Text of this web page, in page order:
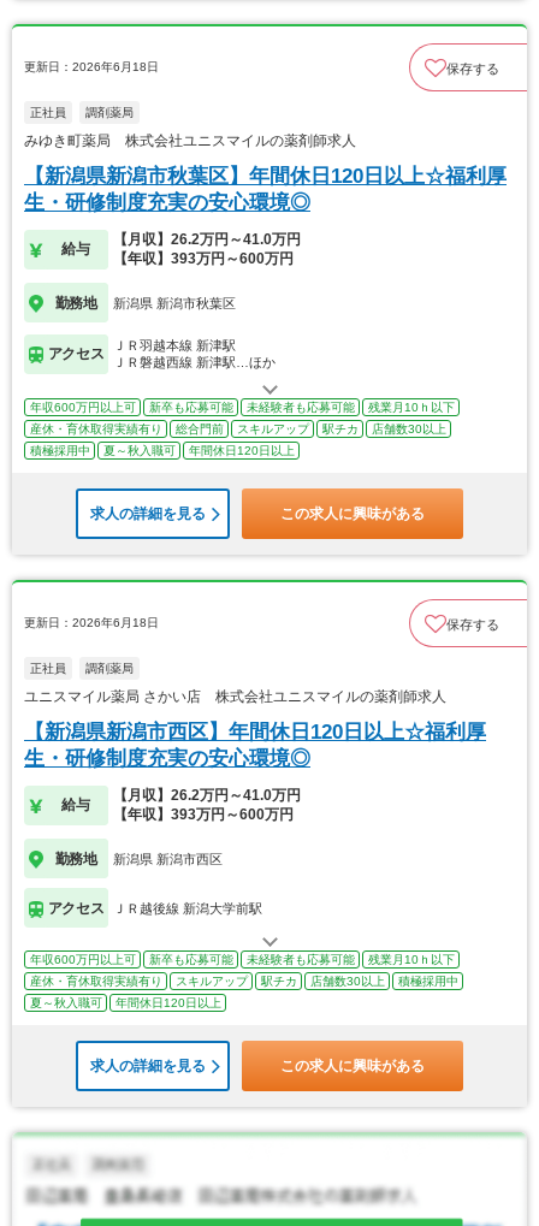
更新日：2026年6月18日 保存する
正社員 調剤薬局
みゆき町薬局 株式会社ユニスマイルの薬剤師求人
【新潟県新潟市秋葉区】年間休日120日以上☆福利厚
生・研修制度充実の安心環境◎
給与
【月収】26.2万円～41.0万円
【年収】393万円～600万円
勤務地 新潟県 新潟市秋葉区
アクセス
ＪＲ羽越本線 新津駅
ＪＲ磐越西線 新津駅…ほか
年収600万円以上可 新卒も応募可能 未経験者も応募可能
残業月10ｈ以下
産休・育休取得実績有り
総合門前 スキルアップ 駅チカ
店舗数30以上
積極採用中
夏～秋入職可 年間休日120日以上
求人の詳細を見る この求人に興味がある
更新日：2026年6月18日 保存する
正社員 調剤薬局
ユニスマイル薬局 さかい店 株式会社ユニスマイルの薬剤師求人
【新潟県新潟市西区】年間休日120日以上☆福利厚
生・研修制度充実の安心環境◎
給与
【月収】26.2万円～41.0万円
【年収】393万円～600万円
勤務地 新潟県 新潟市西区
アクセス ＪＲ越後線 新潟大学前駅
年収600万円以上可 新卒も応募可能 未経験者も応募可能
残業月10ｈ以下
産休・育休取得実績有り
スキルアップ 駅チカ 店舗数30以上
積極採用中
夏～秋入職可
年間休日120日以上
求人の詳細を見る この求人に興味がある